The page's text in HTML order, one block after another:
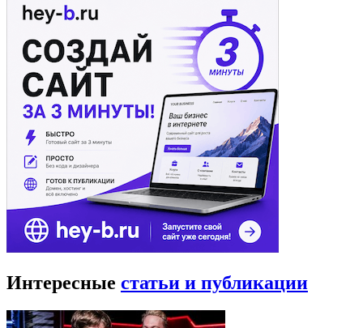
Интересные статьи и публикации